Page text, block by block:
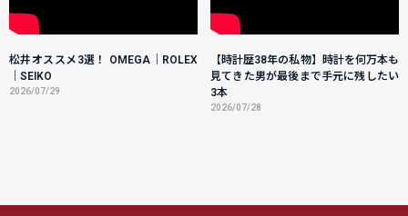
松井オススメ3選！ OMEGA｜ROLEX
｜SEIKO
2026/07/29
【時計歴38年の私物】時計を何万本も
見てきた男が最後まで手元に残したい
3本
2026/07/28